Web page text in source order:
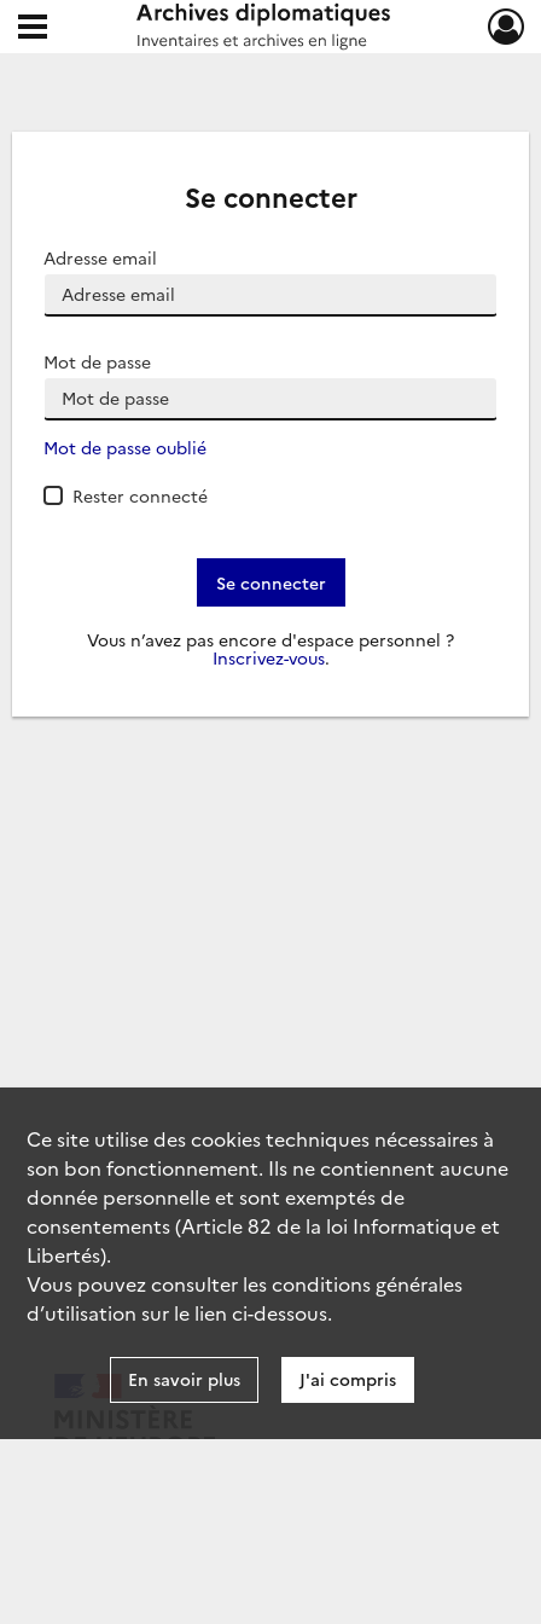
Archives diplomatiques
Ouvrir le menu déroulant
Se connecter
Adresse email
Mot de passe
Mot de passe oublié
Rester connecté
Se connecter
Vous n’avez pas encore d'espace personnel ?
Inscrivez-vous.
Ce site utilise descookiestechniques nécessaires à
son bon fonctionnement. Ils ne contiennent aucune
donnée personnelle et sont exemptés de
consentements (Article 82 de la loi Informatique et
Libertés).
Vous pouvez consulter les conditions générales
d’utilisation sur le lien ci-dessous.
En savoir plus J'ai compris